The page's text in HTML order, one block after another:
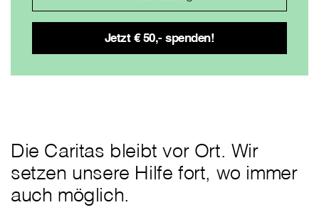
Die Caritas bleibt vor Ort. Wir
setzen unsere Hilfe fort, wo immer
auch möglich.